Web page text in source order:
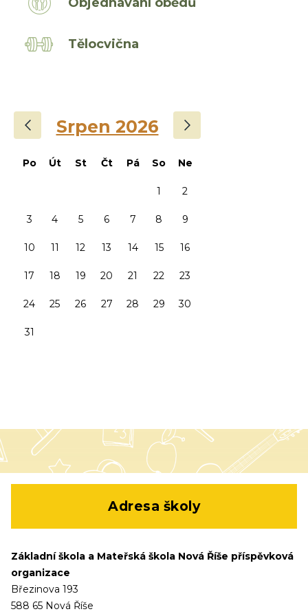
Tělocvična
Srpen 2026 ›
Po Út St Čt Pá So Ne
1 2
3 4 5 6 7 8 9
10 11 12 13 14 15 16
17 18 19 20 21 22 23
24 25 26 27 28 29 30
31
Adresa školy
Základní škola a Mateřská škola Nová Říše příspěvková
organizace
Březinova 193
588 65 Nová Říše